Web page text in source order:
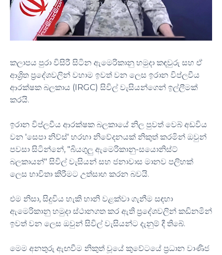
කලාපය පුරා විසිරී සිටින ඇමෙරිකානු හමුදා කඳවුරු සහ ඒ
ආශ්‍රිත ප්‍රදේශවලින් වහාම ඉවත් වන ලෙස ඉරාන විප්ලවීය
ආරක්ෂක බලකාය (IRGC) සිවිල් වැසියන්ගෙන් ඉල්ලීමක්
කරයි.
ඉරාන විප්ලවීය ආරක්ෂක බලකායේ නිල පුවත් වෙබ් අඩවිය
වන 'සෙපා නිව්ස්' හරහා නිවේදනයක් නිකුත් කරමින් ඔවුන්
පවසා සිටින්නේ, "බියගුලු ඇමෙරිකානු-සයොනිස්ට්
බලකායන්" සිවිල් වැසියන් සහ ජනාවාස මානව පලිහක්
ලෙස භාවිතා කිරීමට උත්සාහ කරන බවයි.
එම නිසා, සිදුවිය හැකි හානි වළක්වා ගැනීම සඳහා
ඇමෙරිකානු හමුදා ස්ථානගත කර ඇති ප්‍රදේශවලින් කඩිනමින්
ඉවත් වන ලෙස ඔවුන් සිවිල් වැසියන්ට දැනුම් දී තිබේ.
මෙම අනතුරු ඇඟවීම නිකුත් වූයේ කුවේටයේ ප්‍රධාන වාණිජ